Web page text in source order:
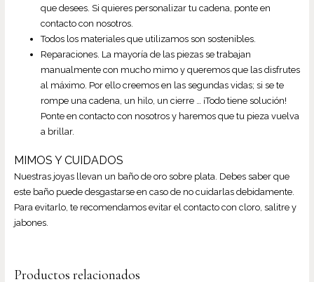
que desees. Si quieres personalizar tu cadena, ponte en
contacto con nosotros.
Todos los materiales que utilizamos son sostenibles.
Reparaciones. La mayoría de las piezas se trabajan
manualmente con mucho mimo y queremos que las disfrutes
al máximo. Por ello creemos en las segundas vidas; si se te
rompe una cadena, un hilo, un cierre … ¡Todo tiene solución!
Ponte en contacto con nosotros y haremos que tu pieza vuelva
a brillar.
MIMOS Y CUIDADOS
Nuestras joyas llevan un baño de oro sobre plata. Debes saber que
este baño puede desgastarse en caso de no cuidarlas debidamente.
Para evitarlo, te recomendamos evitar el contacto con cloro, salitre y
jabones.
Productos relacionados